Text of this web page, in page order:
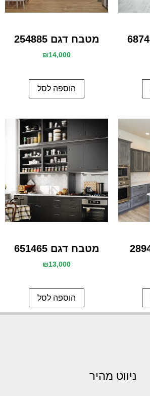
מטבח דגם 254885
₪14,000
הוספה לסל
מטבח דגם 651465
₪13,000
הוספה לסל
ניווט מהיר